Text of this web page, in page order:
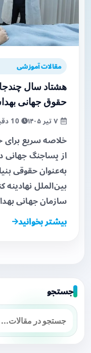
مقالات آموزشی
هشتاد سال
حقوق جهانی
10 دقیقه
خلاصه سریع برای
از پساجنگ جهانی
به‌عنوان حقوقی
بین‌الملل
سازمان جهانی
بیشتر بخوانید
جستجو